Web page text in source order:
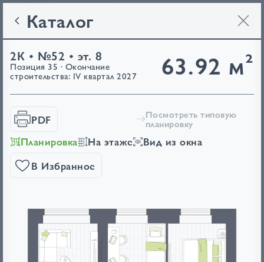
Каталог
63.92 м²
2К • №52 • эт. 8
Позиция 35 · Окончание
строительства: IV квартал 2027
PDF Посмотреть типовую
планировку
Планировка На этаже
Вид из окна
В Избранное